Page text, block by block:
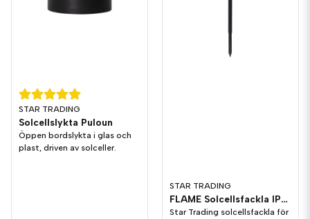
STAR TRADING
Solcellslykta Puloun
Öppen bordslykta i glas och
plast, driven av solceller.
STAR TRADING
FLAME Solcellsfackla IP44 3-i-1
Star Trading solcellsfackla för